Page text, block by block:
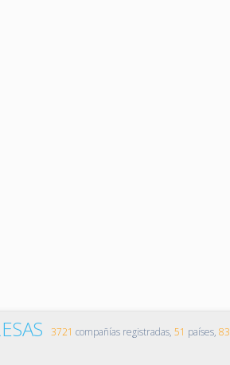
3721 compañías registradas, 51 países, 83